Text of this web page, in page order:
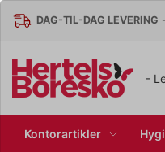
DAG-TIL-DAG LEVERING -
-
Kontorartikler